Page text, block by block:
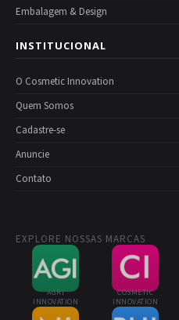
Embalagem & Design
INSTITUCIONAL
O Cosmetic Innovation
Quem Somos
Cadastre-se
Anuncie
Contato
EXPLORE NOSSAS MARCAS
AGRI
INNOVATION
COSMETIC
INNOVATION